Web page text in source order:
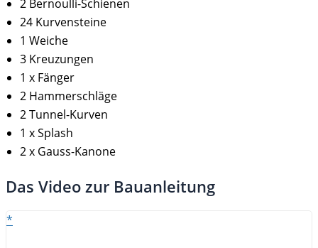
2 Bernoulli-Schienen
24 Kurvensteine
1 Weiche
3 Kreuzungen
1 x Fänger
2 Hammerschläge
2 Tunnel-Kurven
1 x Splash
2 x Gauss-Kanone
Das Video zur Bauanleitung
*